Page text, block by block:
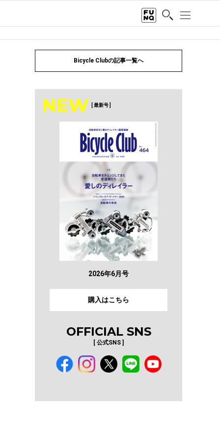
Bicycle Clubの記事一覧へ
NEW [ 最新号 ]
2026年6月号
購入はこちら
OFFICIAL SNS
[ 公式SNS ]